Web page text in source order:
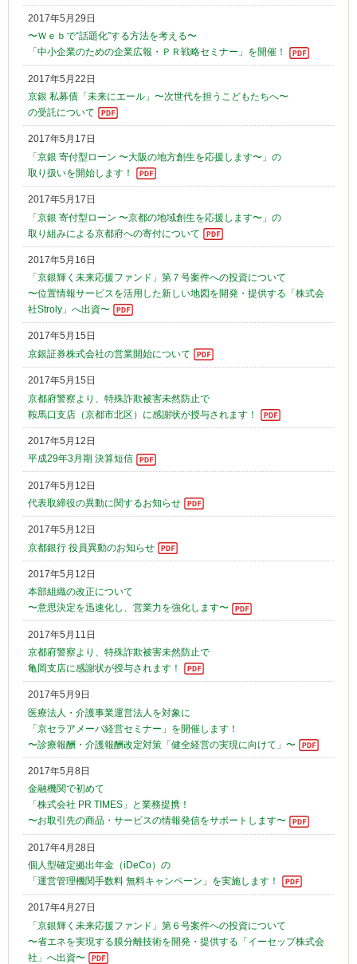
2017年5月29日
〜Ｗｅｂで“話題化”する方法を考える〜
「中小企業のための企業広報・ＰＲ戦略セミナー」を開催！
2017年5月22日
京銀 私募債「未来にエール」〜次世代を担うこどもたちへ〜
の受託について
2017年5月17日
「京銀 寄付型ローン 〜大阪の地方創生を応援します〜」の
取り扱いを開始します！
2017年5月17日
「京銀 寄付型ローン 〜京都の地域創生を応援します〜」の
取り組みによる京都府への寄付について
2017年5月16日
「京銀輝く未来応援ファンド」第７号案件への投資について
〜位置情報サービスを活用した新しい地図を開発・提供する「株式会
社Stroly」へ出資〜
2017年5月15日
京銀証券株式会社の営業開始について
2017年5月15日
京都府警察より、特殊詐欺被害未然防止で
鞍馬口支店（京都市北区）に感謝状が授与されます！
2017年5月12日
平成29年3月期 決算短信
2017年5月12日
代表取締役の異動に関するお知らせ
2017年5月12日
京都銀行 役員異動のお知らせ
2017年5月12日
本部組織の改正について
〜意思決定を迅速化し、営業力を強化します〜
2017年5月11日
京都府警察より、特殊詐欺被害未然防止で
亀岡支店に感謝状が授与されます！
2017年5月9日
医療法人・介護事業運営法人を対象に
「京セラアメーバ経営セミナー」を開催します！
〜診療報酬・介護報酬改定対策「健全経営の実現に向けて」〜
2017年5月8日
金融機関で初めて
「株式会社 PR TIMES」と業務提携！
〜お取引先の商品・サービスの情報発信をサポートします〜
2017年4月28日
個人型確定拠出年金（iDeCo）の
「運営管理機関手数料 無料キャンペーン」を実施します！
2017年4月27日
「京銀輝く未来応援ファンド」第６号案件への投資について
〜省エネを実現する膜分離技術を開発・提供する「イーセップ株式会
社」へ出資〜